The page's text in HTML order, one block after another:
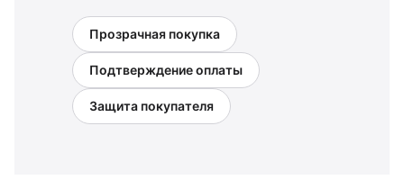
Прозрачная покупка
Подтверждение оплаты
Защита покупателя